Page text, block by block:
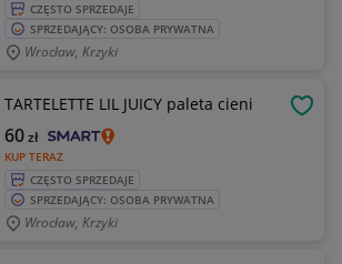
CZĘSTO SPRZEDAJE
SPRZEDAJĄCY: OSOBA PRYWATNA
Wrocław, Krzyki
TARTELETTE LIL JUICY paleta cieni
KUP TERAZ
60zł
CZĘSTO SPRZEDAJE
SPRZEDAJĄCY: OSOBA PRYWATNA
Wrocław, Krzyki